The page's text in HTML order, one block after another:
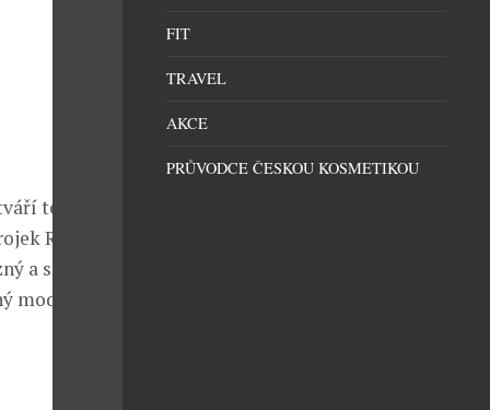
této
Ronda a
a smyslný
model se
FIT
TRAVEL
AKCE
PRŮVODCE ČESKOU KOSMETIKOU